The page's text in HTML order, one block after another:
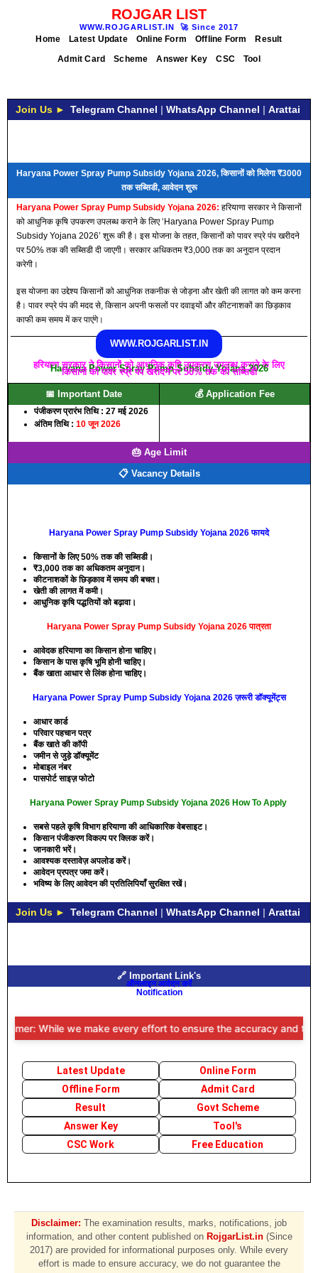
ROJGAR LIST
WWW.ROJGARLIST.IN 🚀 Since 2017
Home Latest Update Online Form Offline Form
Result
Admit Card
Scheme Answer Key CSC Tool
Join Us ► Telegram Channel | WhatsApp Channel | Arattai
Haryana Power Spray Pump Subsidy Yojana 2026, किसानों को मिलेगा ₹3000
तक सब्सिडी, आवेदन शुरू
Haryana Power Spray Pump Subsidy Yojana 2026: हरियाणा सरकार ने किसानों
को आधुनिक कृषि उपकरण उपलब्ध कराने के लिए ‘Haryana Power Spray Pump
Subsidy Yojana 2026’ शुरू की है। इस योजना के तहत, किसानों को पावर स्प्रे पंप खरीदने
पर 50% तक की सब्सिडी दी जाएगी। सरकार अधिकतम ₹3,000 तक का अनुदान प्रदान
करेगी।
इस योजना का उद्देश्य किसानों को आधुनिक तकनीक से जोड़ना और खेती की लागत को कम करना
है। पावर स्प्रे पंप की मदद से, किसान अपनी फसलों पर दवाइयों और कीटनाशकों का छिड़काव
काफी कम समय में कर पाएंगे।
WWW.ROJGARLIST.IN
हरियाणा सरकार ने किसानों को आधुनिक कृषि उपकरण उपलब्ध कराने के लिए
Haryana Power Spray Pump Subsidy Yojana 2026
किसानों को पावर स्प्रे पंप खरीदने पर 50% तक की सब्सिडी
📅 Important Date
पंजीकरण प्रारंभ तिथि : 27 मई 2026
अंतिम तिथि : 10 जून 2026
💰 Application Fee
🎂 Age Limit
📋 Vacancy Details
Haryana Power Spray Pump Subsidy Yojana 2026 फायदे
किसानों के लिए 50% तक की सब्सिडी।
₹3,000 तक का अधिकतम अनुदान।
कीटनाशकों के छिड़काव में समय की बचत।
खेती की लागत में कमी।
आधुनिक कृषि पद्धतियों को बढ़ावा।
Haryana Power Spray Pump Subsidy Yojana 2026 पात्रता
आवेदक हरियाणा का किसान होना चाहिए।
किसान के पास कृषि भूमि होनी चाहिए।
बैंक खाता आधार से लिंक होना चाहिए।
Haryana Power Spray Pump Subsidy Yojana 2026 ज़रूरी डॉक्यूमेंट्स
आधार कार्ड
परिवार पहचान पत्र
बैंक खाते की कॉपी
जमीन से जुड़े डॉक्यूमेंट
मोबाइल नंबर
पासपोर्ट साइज़ फोटो
Haryana Power Spray Pump Subsidy Yojana 2026 How To Apply
सबसे पहले कृषि विभाग हरियाणा की आधिकारिक वेबसाइट।
किसान पंजीकरण विकल्प पर क्लिक करें।
जानकारी भरें।
आवश्यक दस्तावेज़ अपलोड करें।
आवेदन प्रपत्र जमा करें।
भविष्य के लिए आवेदन की प्रतिलिपियाँ सुरक्षित रखें।
Join Us ► Telegram Channel | WhatsApp Channel | Arattai
🔗 Important Link's
ऑनलाइन आवेदन करें
Notification
While we make every effort to ensure the accuracy and
Latest Update
Online Form
Offline Form
Admit Card
Result
Govt Scheme
Answer Key
Tool's
CSC Work
Free Education
Disclaimer: The examination results, marks, notifications, job
information, and other content published on RojgarList.in(Since
2017) are provided for informational purposes only. While every
effort is made to ensure accuracy, we do not guarantee the